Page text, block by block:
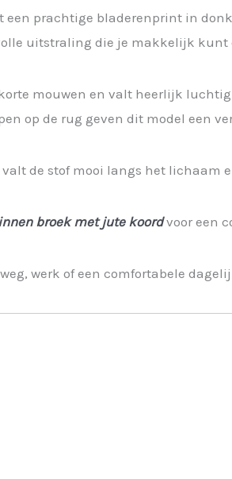
een prachtige bladerenprint in
uitstraling die je makkelijk kunt
mouwen en valt heerlijk
op de rug geven dit model een
valt de stof mooi langs het
broek met jute koordvoor een
werk of een comfortabele